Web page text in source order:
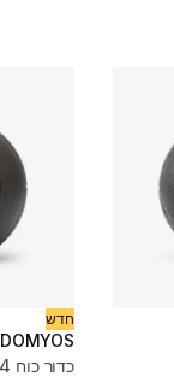
חדש
DOMYOS
כדור כוח 4 ק"ג - אפור